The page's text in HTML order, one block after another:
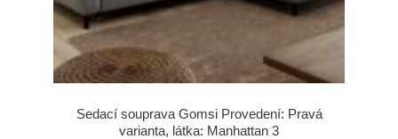
Sedací souprava Gomsi Provedení: Pravá
varianta, látka: Manhattan 3